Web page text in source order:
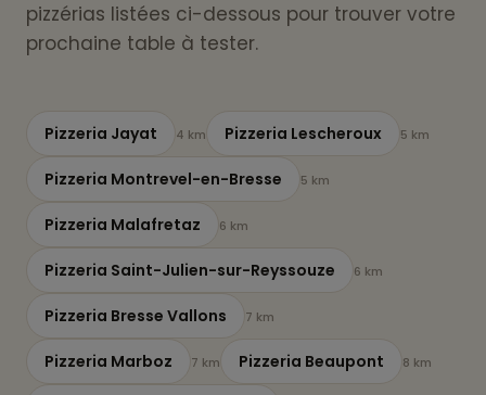
pizzérias listées ci-dessous pour trouver votre
prochaine table à tester.
Pizzeria Jayat 4 km Pizzeria Lescheroux 5 km
Pizzeria Montrevel-en-Bresse 5 km
Pizzeria Malafretaz 6 km
Pizzeria Saint-Julien-sur-Reyssouze 6 km
Pizzeria Bresse Vallons 7 km
Pizzeria Marboz 7 km Pizzeria Beaupont 8 km